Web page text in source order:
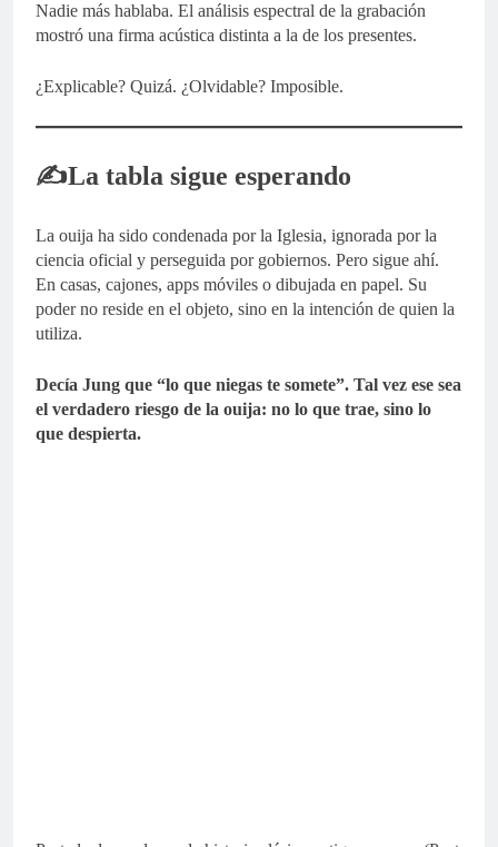
Nadie más hablaba. El análisis espectral de la grabación
mostró una firma acústica distinta a la de los presentes.
¿Explicable? Quizá. ¿Olvidable? Imposible.
✍️La tabla sigue esperando
La ouija ha sido condenada por la Iglesia, ignorada por la
ciencia oficial y perseguida por gobiernos. Pero sigue ahí.
En casas, cajones, apps móviles o dibujada en papel. Su
poder no reside en el objeto, sino en la intención de quien la
utiliza.
Decía Jung que “lo que niegas te somete”. Tal vez ese sea
el verdadero riesgo de la ouija: no lo que trae, sino lo
que despierta.